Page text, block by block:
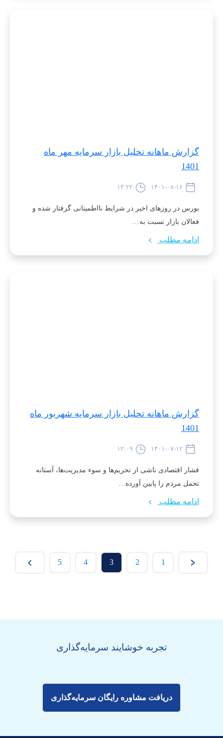
گزارش ماهانه تحلیل بازار سرمایه مهر ماه
1401
بورس در روزهای اخیر در شرایط نا‌اطمینانی گرفتار شده و
فعالان بازار نسبت به…
ادامه مطلب
گزارش ماهانه تحلیل بازار سرمایه شهریور ماه
1401
فشار اقتصادی ناشی از تحریم‌ها و سوء مدیریت‌ها، آستانه
تحمل مردم را پایین آورده…
ادامه مطلب
1
2
3
4
5
تجربه خوشایند سرمایه‌گذاری
دریافت مشاوره رایگان سرمایه‌گذاری